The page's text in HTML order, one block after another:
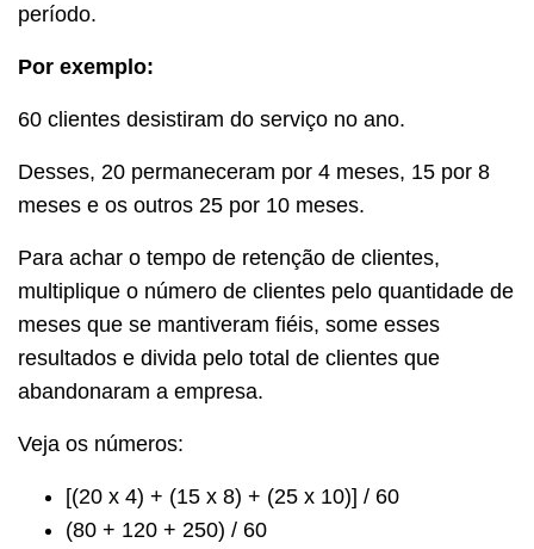
período.
Por exemplo:
60 clientes desistiram do serviço no ano.
Desses, 20 permaneceram por 4 meses, 15 por 8
meses e os outros 25 por 10 meses.
Para achar o tempo de retenção de clientes,
multiplique o número de clientes pelo quantidade de
meses que se mantiveram fiéis, some esses
resultados e divida pelo total de clientes que
abandonaram a empresa.
Veja os números:
[(20 x 4) + (15 x 8) + (25 x 10)] / 60
(80 + 120 + 250) / 60